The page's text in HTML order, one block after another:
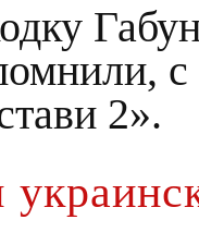
с
2».